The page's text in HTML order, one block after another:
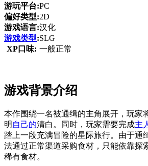
游玩平台:PC
偏好类型:2D
游戏语言:汉化
游戏类型:SLG
XP口味: 一般正常
游戏背景介绍
本作围绕一名被通缉的主角展开，玩家
明 自己的清白。同时，玩家需要完成主
踏上一段充满冒险的星际旅行。由于通
法通过正常渠道采购食材，只能依靠探
稀有食材。